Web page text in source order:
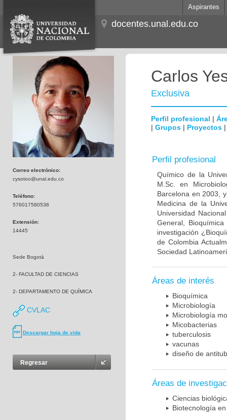
Aspirantes
docentes.unal.edu.co
Correo electrónico:
cysotoo@unal.edu.co
Teléfono:
576017580538
Extensión:
14445
Sede Bogotá
2- FACULTAD DE CIENCIAS
2- DEPARTAMENTO DE QUÍMICA
CVLAC
Descargar hoja de vida
Regresar
Carlos
Exclusiva
Perfil profesional |
| Grupos | Proyectos
Perfil profesional
Químico de la
M.Sc. en
Barcelona en 2003,
Medicina de la
Universidad
General,
investigación
de Colombia
Sociedad
Áreas de interés
Bioquímica
Microbiología
Microbiología
Micobacterias
tuberculosis
vacunas
diseño de
Áreas de
Ciencias
Biotecnología